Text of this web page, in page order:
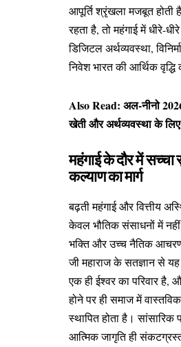
आपूर्ति श्रृंखला मजबूत होती
रहता है, तो महंगाई में धीरे-
डिजिटल अर्थव्यवस्था,
निवेश भारत की आर्थिक
Also Read: अल-नीनो
खेती और अर्थव्यवस्था के लिए
महंगाई के दौर में
कल्याण का मार्ग
बढ़ती महंगाई और वित्तीय
केवल भौतिक संसाधनों में
भक्ति और उच्च नैतिक
जी महाराज के सतज्ञान से यह
एक ही ईश्वर का परिवार है,
होने पर ही समाज में
स्थापित होता है।
आत्मिक जागृति ही